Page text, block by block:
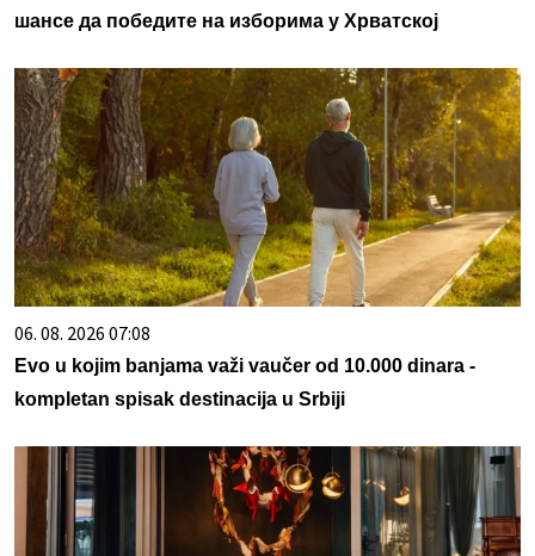
шансе да победите на изборима у Хрватској
06. 08. 2026 07:08
Evo u kojim banjama važi vaučer od 10.000 dinara -
kompletan spisak destinacija u Srbiji